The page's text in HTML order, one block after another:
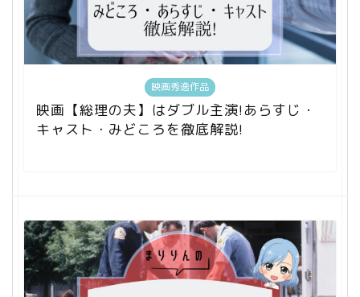
映画秀逸作品
映画【総理の夫】はダブル主演!あらすじ・
キャスト・みどころを徹底解説!